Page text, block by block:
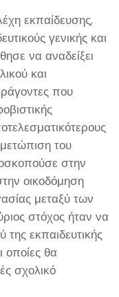
εκπαίδευσης,
γενικής και
να αναδείξει
και
που
του
στην
οικοδόμηση
μεταξύ των
στόχος ήταν να
εκπαιδευτικής
οποίες θα
σχολικό